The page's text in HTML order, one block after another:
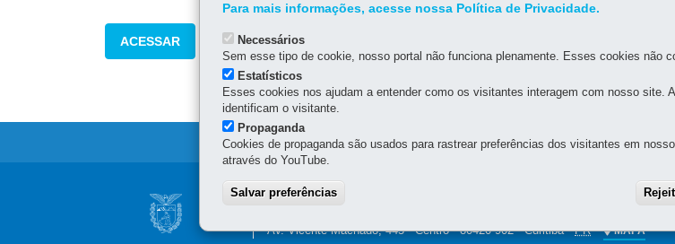
ACESSAR
Navegação
principal
SECRETARIA DA FAZENDA
Av. Vicente Machado, 445 - Centro-80420-902-Curitiba-PR MAPA
Para mais informações, acesse nossa Política de Privacidade.
Necessários
Sem esse tipo de cookie, nosso portal não funciona plenamente. Esses cookies não
Estatísticos
Esses cookies nos ajudam a entender como os visitantes interagem com nosso site.
identificam o visitante.
Propaganda
Cookies de propaganda são usados para rastrear preferências dos visitantes em
através do YouTube.
Salvar preferências